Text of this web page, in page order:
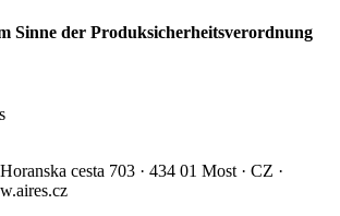
Sinne der Produksicherheitsverordnung
cesta 703 · 434 01 Most · CZ ·